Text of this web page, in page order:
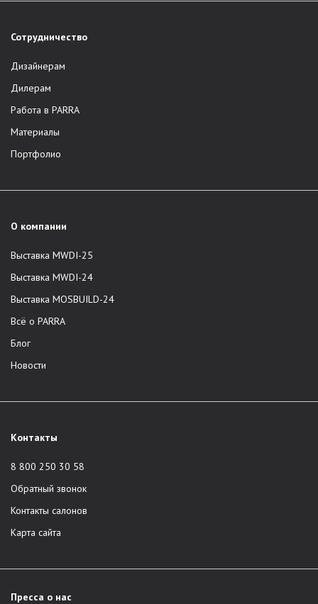
Сотрудничество
Дизайнерам
Дилерам
Работа в PARRA
Материалы
Портфолио
О компании
Выставка MWDI-25
Выставка MWDI-24
Выставка MOSBUILD-24
Всё о PARRA
Блог
Новости
Контакты
8 800 250 30 58
Обратный звонок
Контакты салонов
Карта сайта
Пресса о нас